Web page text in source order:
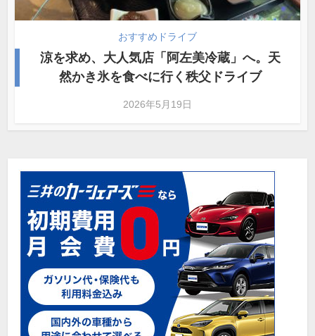
おすすめドライブ
涼を求め、大人気店「阿左美冷蔵」へ。天
然かき氷を食べに行く秩父ドライブ
2026年5月19日